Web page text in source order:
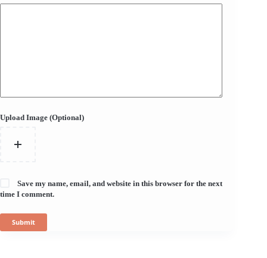
Upload Image (Optional)
Save my name, email, and website in this browser for the next
time I comment.
Submit